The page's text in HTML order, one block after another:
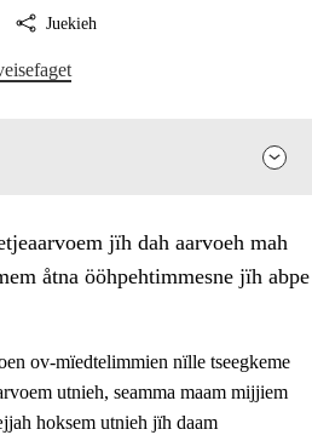
Juekieh
jïh dah aarvoeh mah
åtna ööhpehtimmesne jïh abpe
ov-mïedtelimmien nïlle tseegkeme
utnieh, seamma maam mijjiem
hoksem utnieh jïh daam